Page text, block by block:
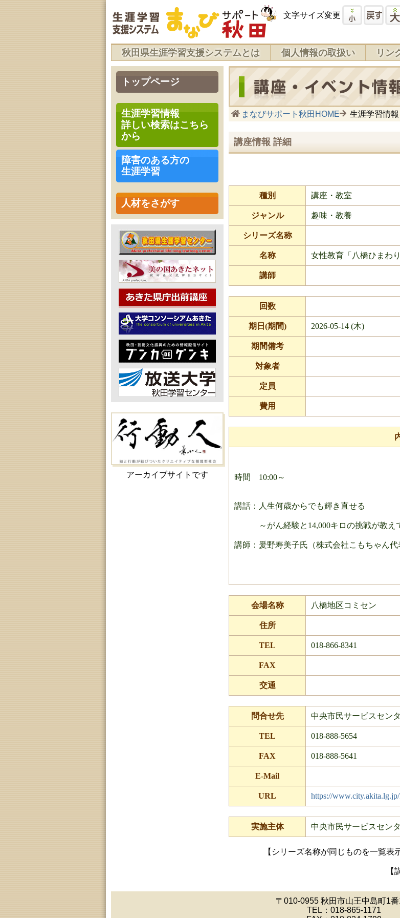
文字サイズ変更
秋田県生涯学習支援システムとは 個人情報の取扱い リン
トップページ
生涯学習情報
詳しい検索はこちら
から
障害のある方の
生涯学習
人材をさがす
アーカイブサイトです
まなびサポート秋田HOME 生涯学習情
講座情報 詳細
種別 講座・教室
ジャンル 趣味・教養
シリーズ名称
名称 女性教育「八橋ひまわ
講師
回数
期日(期間) 2026-05-14 (木)
期間備考
対象者
定員
費用
時間 10:00～
講話：人生何歳からでも輝き直せる
～がん経験と14,000キロの挑戦が教えて
講師：爰野寿美子氏（株式会社こもちゃん代
会場名称 八橋地区コミセン
住所
TEL 018-866-8341
FAX
交通
問合せ先 中央市民サービスセン
TEL 018-888-5654
FAX 018-888-5641
E-Mail
URL https://
実施主体 中央市民サービスセン
【シリーズ名称が同じものを一覧表
【
〒010-0955 秋田市山王中島町1
TEL： 018-865-1171